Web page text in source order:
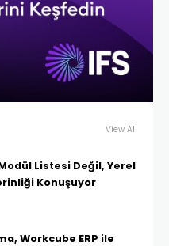
View All
Listesi Değil, Yerel
Konuşuyor
Workcube ERP ile